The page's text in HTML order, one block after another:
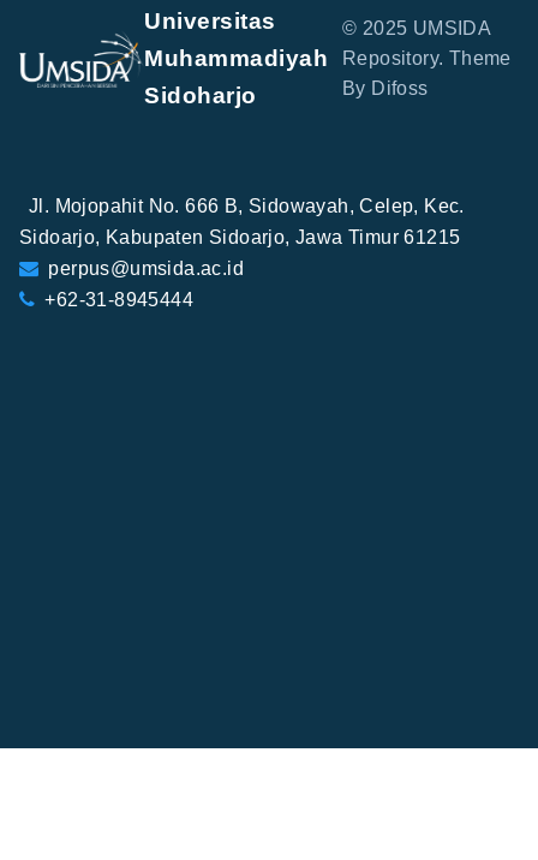
Universitas
Muhammadiyah
Sidoharjo
© 2025 UMSIDA
Repository. Theme
By Difoss
Jl. Mojopahit No. 666 B, Sidowayah, Celep, Kec.
Sidoarjo, Kabupaten Sidoarjo, Jawa Timur 61215
perpus@umsida.ac.id
+62-31-8945444